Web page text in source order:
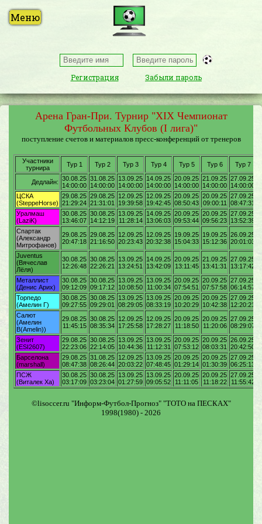
Регистрация Забыли пароль